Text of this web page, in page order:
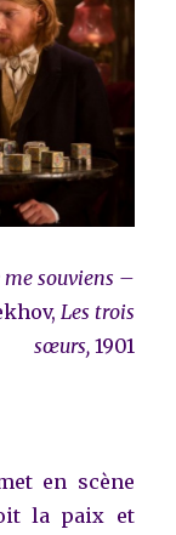
me souviens –
Les trois
sœurs, 1901
en scène
la paix et